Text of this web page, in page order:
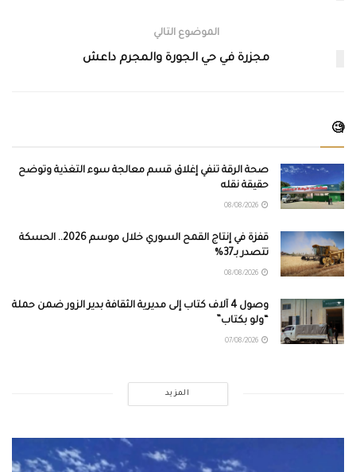
الموضوع التالي
مجزرة في حي الجورة والمجرم داعش
🧐
صحة الرقة تنفي إغلاق قسم معالجة سوء التغذية وتوضح
حقيقة نقله
قفزة في إنتاج القمح السوري خلال موسم 2026.. الحسكة
تتصدر بـ37%
وصول 4 آلاف كتاب إلى مديرية الثقافة بدير الزور ضمن حملة
“ولو بكتاب”
المزيد